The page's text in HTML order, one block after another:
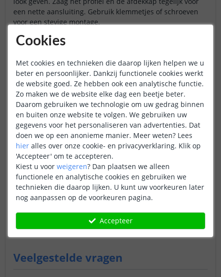
een nette aansluiting. Gebruik klemmetjes of schroeven
voor een stevige montage.
Installatie in het kort
Zorg dat de ondergrond vetvrij is. Bevestig het profiel met
tape, klemmetjes of montagekit. Plak de led strip in het
profiel, druk goed aan en voorkom knikken. Klik daarna de
afdekkap erop en plaats de eindkapjes. Sluit de led strip
aan op de adapter of dimmer en controleer of alles werkt.
Wilt ustap voor stapzien hoe u een profiel installeert?
Bekijk dan onzehow-to over led profielen installeren
Conclusie
Eenled profielmaakt uwled strip compleet. Het zorgt
voor eenmooier lichtbeeld,verlengt de levensduuren
beschermt de strip . Bovendien zorgt het voor een nette
sfeerverlichting of functionele lichtlijnen: met een profiel
haalt u het beste uit uw led strip.
Veelgestelde vragen
Cookies
Met cookies en technieken die daarop lijken helpen we u
beter en persoonlijker. Dankzij functionele cookies werkt
de website goed. Ze hebben ook een analytische functie.
Zo maken we de website elke dag een beetje beter.
Daarom gebruiken we technologie om uw gedrag binnen
en buiten onze website te volgen. We gebruiken uw
gegevens voor het personaliseren van advertenties. Dat
doen we op een anonieme manier. Meer weten? Lees
hier alles over onze cookie- en privacyverklaring. Klik op
'Accepteer' om te accepteren.
Kiest u voor weigeren? Dan plaatsen we alleen
functionele en analytische cookies en gebruiken we
technieken die daarop lijken. U kunt uw voorkeuren later
nog aanpassen op de voorkeuren pagina.
Accepteer